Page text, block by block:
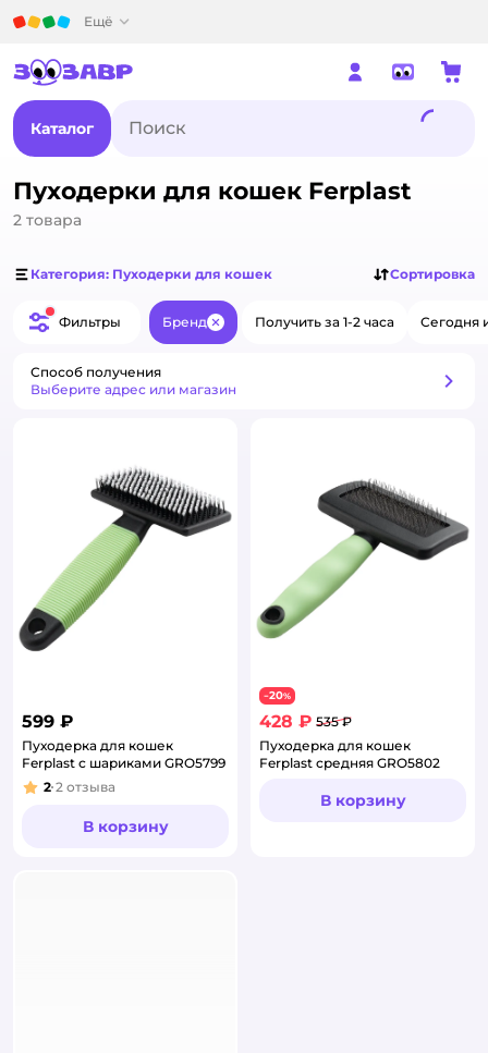
Ещё
Каталог
Пуходерки для кошек Ferplast
2 товара
Категория: Пуходерки для кошек Сортировка
Фильтры Бренд ЗакрытьПолучить за 1-2 часа Сегодня
Способ получения
Выберите адрес или магазин
599 ₽
Пуходерка для кошек
Ferplast с шариками GRO5799
Рейтинг:
2 2 отзыва
В корзину
−20%
428 ₽ 535 ₽
Пуходерка для кошек
Ferplast средняя GRO5802
В корзину